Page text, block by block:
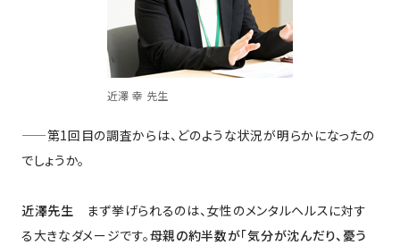
近澤 幸 先生
——第1回目の調査からは、どのような状況が明らかになったの
でしょうか。
近澤先生 まず挙げられるのは、女性のメンタルヘルスに対す
る大きなダメージです。母親の約半数が「気分が沈んだり、憂う